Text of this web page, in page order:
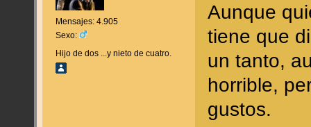
Mensajes: 4.905
Sexo:
Hijo de dos ...y nieto de cuatro.
Aunque
tiene que
un tanto,
horrible,
gustos.